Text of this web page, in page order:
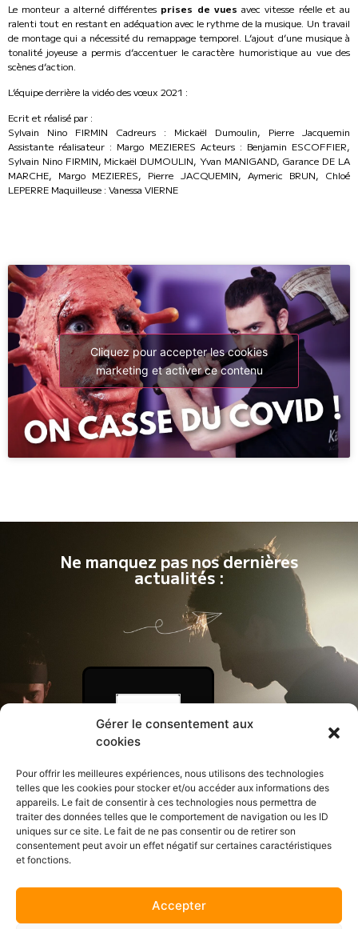
Gérer le consentement aux
cookies
Pour offrir les meilleures expériences, nous utilisons des technologies
telles que les cookies pour stocker et/ou accéder aux informations des
appareils. Le fait de consentir à ces technologies nous permettra de
traiter des données telles que le comportement de navigation ou les ID
uniques sur ce site. Le fait de ne pas consentir ou de retirer son
consentement peut avoir un effet négatif sur certaines caractéristiques
et fonctions.
Accepter
Le monteur a alterné différentes prises de vues avec vitesse réelle et au
ralenti tout en restant en adéquation avec le rythme de la musique. Un travail
de montage qui a nécessité du remappage temporel. L’ajout d’une musique à
tonalité joyeuse a permis d’accentuer le caractère humoristique au vue des
scènes d’action.
L’équipe derrière la vidéo des vœux 2021 :
Ecrit et réalisé par :
Sylvain Nino FIRMIN Cadreurs : Mickaël Dumoulin, Pierre Jacquemin
Assistante réalisateur : Margo MEZIERES Acteurs : Benjamin ESCOFFIER,
Sylvain Nino FIRMIN, Mickaël DUMOULIN, Yvan MANIGAND, Garance DE LA
MARCHE, Margo MEZIERES, Pierre JACQUEMIN, Aymeric BRUN, Chloé
LEPERRE Maquilleuse : Vanessa VIERNE
Cliquez pour accepter les cookies
marketing et activer ce contenu
Ne manquez pas nos dernières
actualités :